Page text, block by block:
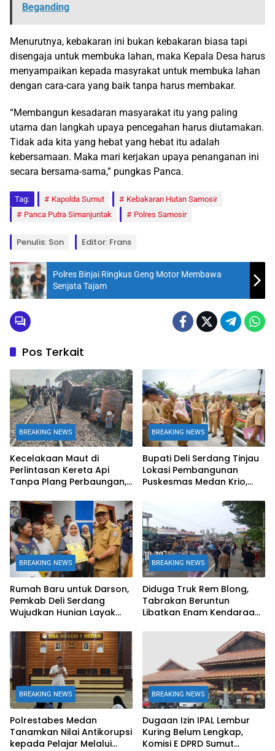
Beganding
Menurutnya, kebakaran ini bukan kebakaran biasa tapi
disengaja untuk membuka lahan, maka Kepala Desa harus
menyampaikan kepada masyrakat untuk membuka lahan
dengan cara-cara yang baik tanpa harus membakar.
“Membangun kesadaran masyarakat itu yang paling
utama dan langkah upaya pencegahan harus diutamakan.
Tidak ada kita yang hebat yang hebat itu adalah
kebersamaan. Maka mari kerjakan upaya penanganan ini
secara bersama-sama,” pungkas Panca.
Tag: Kapolda Sumut
Kebakaran Hutan Samosir
Panca Putra Simanjuntak
Polres Samosir
Penulis: Son Editor: Frans
Polres Binjai Ringkus Geng Motor Membawa
Senjata Tajam
Pos Terkait
BREAKING NEWS
Kecelakaan Maut di
Perlintasan Kereta Api
Tanpa Plang Perbaungan,
Putri Deli, Satu Orang
Tewas
BREAKING NEWS
Bupati Deli Serdang Tinjau
Lokasi Pembangunan
Puskesmas Medan Krio,
Kesehatan Warga
BREAKING NEWS
Rumah Baru untuk Darson,
Pemkab Deli Serdang
Wujudkan Hunian Layak
BREAKING NEWS
Diduga Truk Rem Blong,
Tabrakan Beruntun
Libatkan Enam Kendaraan
BREAKING NEWS
Polrestabes Medan
Tanamkan Nilai Antikorupsi
kepada Pelajar Melalui
BREAKING NEWS
Dugaan Izin IPAL Lembur
Kuring Belum Lengkap,
Komisi E DPRD Sumut